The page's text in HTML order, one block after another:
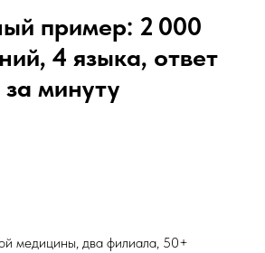
пример: 2 000
4 языка, ответ
за минуту
медицины, два филиала, 50+